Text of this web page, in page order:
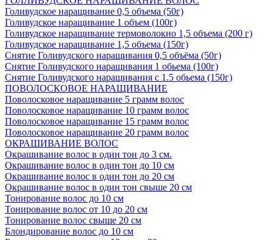
Голивудское наращивание 0,5 объема (50г)
Голивудское наращивание 1 объем (100г)
Голивудское наращивание термоволокно 1,5 объема (200 г)
Голивудское наращивание 1,5 объема (150г)
Снятие Голивудского наращивания 0,5 объёма (50г)
Снятие Голивудского наращивания 1 обьема (100г)
Снятие Голивудского наращивания с 1.5 обьема (150г)
ПОВОЛОСКОВОЕ НАРАЩИВАНИЕ
Поволосковое наращивание 5 грамм волос
Поволосковое наращивание 10 грамм волос
Поволосковое наращивание 15 грамм волос
Поволосковое наращивание 20 грамм волос
ОКРАШИВАНИЕ ВОЛОС
Окрашивание волос в один тон до 3 см.
Окрашивание волос в один тон до 10 см
Окрашивание волос в один тон до 20 см
Окрашивание волос в один тон свыше 20 см
Тонирование волос до 10 см
Тонирование волос от 10 до 20 см
Тонирование волос свыше 20 см
Блондирование волос до 10 см